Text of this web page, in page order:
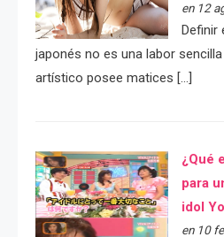
en 12
Definir
japonés no es una labor
artístico posee matices […]
¿Qué
para
idol
en 10